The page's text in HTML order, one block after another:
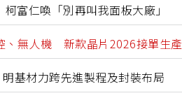
富仁喚「別再叫我面板大廠」
、無人機 新款晶片2026接單生產
基材力跨先進製程及封裝布局